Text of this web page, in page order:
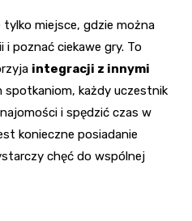
miejsce, gdzie można
poznać ciekawe gry. To
integracji z innymi
spotkaniom, każdy uczestnik
i spędzić czas w
konieczne posiadanie
chęć do wspólnej